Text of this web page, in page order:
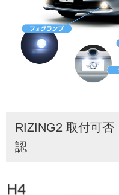
RIZING2 取付可否
認